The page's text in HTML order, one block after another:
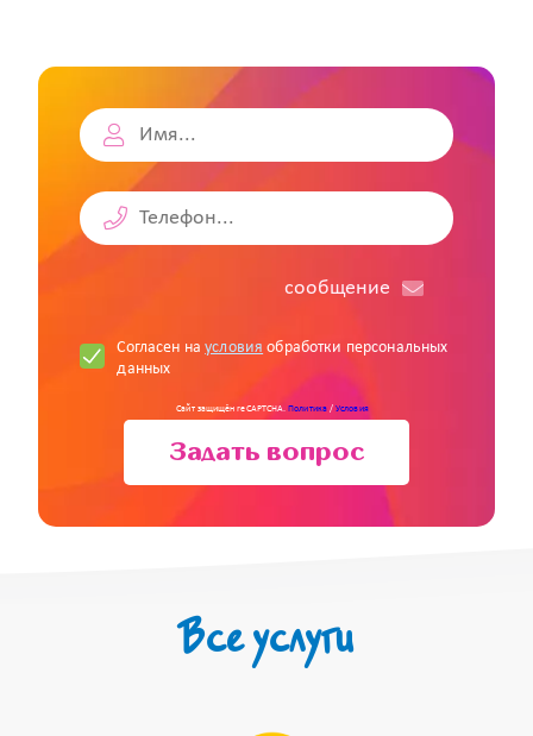
cообщение
Согласен наусловия обработки персональных
данных
Сайт защищён reCAPTCHA.Политика/Условия
Задать вопрос
Все услуги